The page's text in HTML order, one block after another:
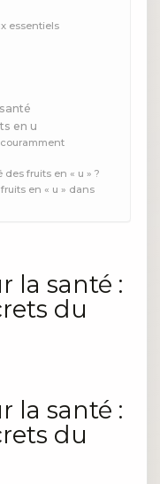
essentiels
en u
couramment
fruits en « u » ?
en « u » dans
la santé :
du
la santé :
du